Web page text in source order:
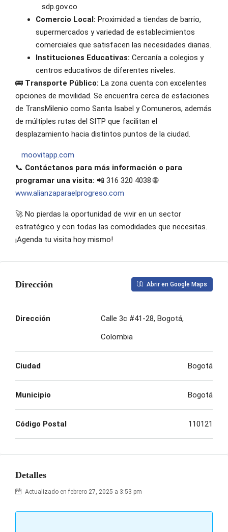
sdp.gov.co
Comercio Local: Proximidad a tiendas de barrio,
supermercados y variedad de establecimientos
comerciales que satisfacen las necesidades diarias.
Instituciones Educativas: Cercanía a colegios y
centros educativos de diferentes niveles.
🚌 Transporte Público: La zona cuenta con excelentes
opciones de movilidad. Se encuentra cerca de estaciones
de TransMilenio como Santa Isabel y Comuneros, además
de múltiples rutas del SITP que facilitan el
desplazamiento hacia distintos puntos de la ciudad.
moovitapp.com
📞 Contáctanos para más información o para
programar una visita: 📲 316 320 4038 🌐
www.alianzaparaelprogreso.com
🚀 No pierdas la oportunidad de vivir en un sector
estratégico y con todas las comodidades que necesitas.
¡Agenda tu visita hoy mismo!
Dirección Abrir en Google Maps
Dirección
Calle 3c #41-28, Bogotá,
Colombia
Ciudad Bogotá
Municipio Bogotá
Código Postal 110121
Detalles
Actualizado en febrero 27, 2025 a 3:53 pm